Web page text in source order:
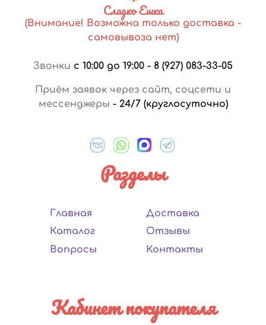
Сладко Ешка
(Внимание! Возможна только доставка -
самовывоза нет)
Звонки с 10:00 до 19:00 - 8 (927) 083-33-05
Приём заявок через сайт, соцсети и
мессенджеры - 24/7 (круглосуточно)
Разделы
Главная
Каталог
Вопросы
Доставка
Отзывы
Контакты
Кабинет покупателя